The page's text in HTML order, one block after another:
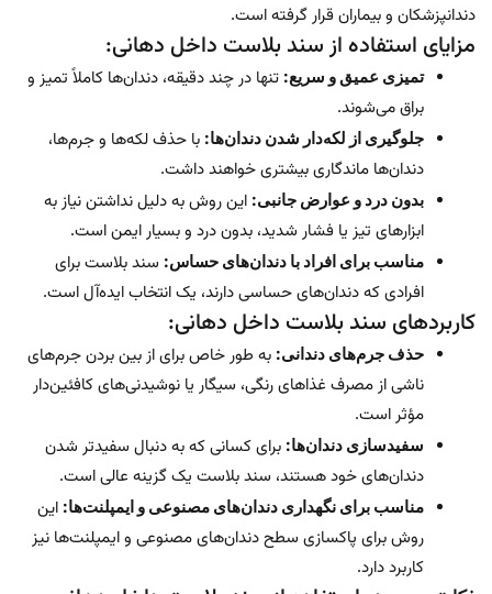
دندانپزشکان و بیماران قرار گرفته است.
مزایای استفاده از سند بلاست داخل دهانی:
تمیزی عمیق و سریع: تنها در چند دقیقه، دندان‌ها کاملاً تمیز و
براق می‌شوند.
جلوگیری از لکه‌دار شدن دندان‌ها: با حذف لکه‌ها و جرم‌ها،
دندان‌ها ماندگاری بیشتری خواهند داشت.
بدون درد و عوارض جانبی: این روش به دلیل نداشتن نیاز به
ابزارهای تیز یا فشار شدید، بدون درد و بسیار ایمن است.
مناسب برای افراد با دندان‌های حساس: سند بلاست برای
افرادی که دندان‌های حساسی دارند، یک انتخاب ایده‌آل است.
کاربردهای سند بلاست داخل دهانی:
حذف جرم‌های دندانی: به طور خاص برای از بین بردن جرم‌های
ناشی از مصرف غذاهای رنگی، سیگار یا نوشیدنی‌های کافئین‌دار
مؤثر است.
سفیدسازی دندان‌ها: برای کسانی که به دنبال سفیدتر شدن
دندان‌های خود هستند، سند بلاست یک گزینه عالی است.
مناسب برای نگهداری دندان‌های مصنوعی و ایمپلنت‌ها: این
روش برای پاکسازی سطح دندان‌های مصنوعی و ایمپلنت‌ها نیز
کاربرد دارد.